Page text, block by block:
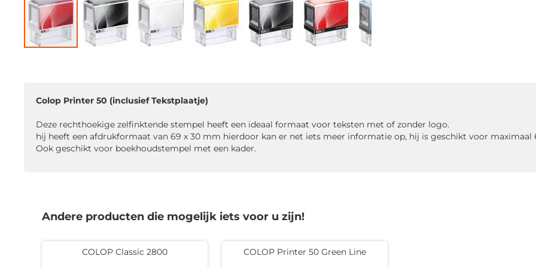
van
afbeeldingen-
gallerij
Colop Printer 50 (inclusief Tekstplaatje)
Deze rechthoekige zelfinktende stempel heeft een ideaal formaat voor teksten met of zonder logo.
hij heeft een afdrukformaat van 69 x 30 mm hierdoor kan er net iets meer informatie op, hij is geschikt voor maximaal
Ook geschikt voor boekhoudstempel met een kader.
Andere producten die mogelijk iets voor u zijn!
COLOP Classic 2800 COLOP Printer 50 Green Line